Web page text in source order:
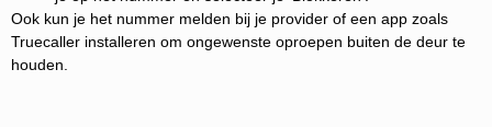
Ook kun je het nummer melden bij je provider of een app zoals
Truecaller installeren om ongewenste oproepen buiten de deur te
houden.